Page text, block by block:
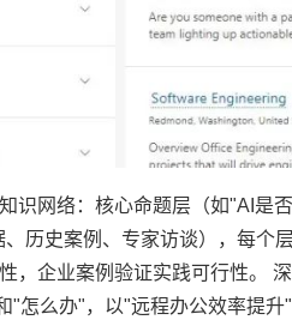
识网络：核心命题层（如"AI是
历史案例、专家访谈），每个
，企业案例验证实践可行性。
"怎么办"，以"远程办公效率提